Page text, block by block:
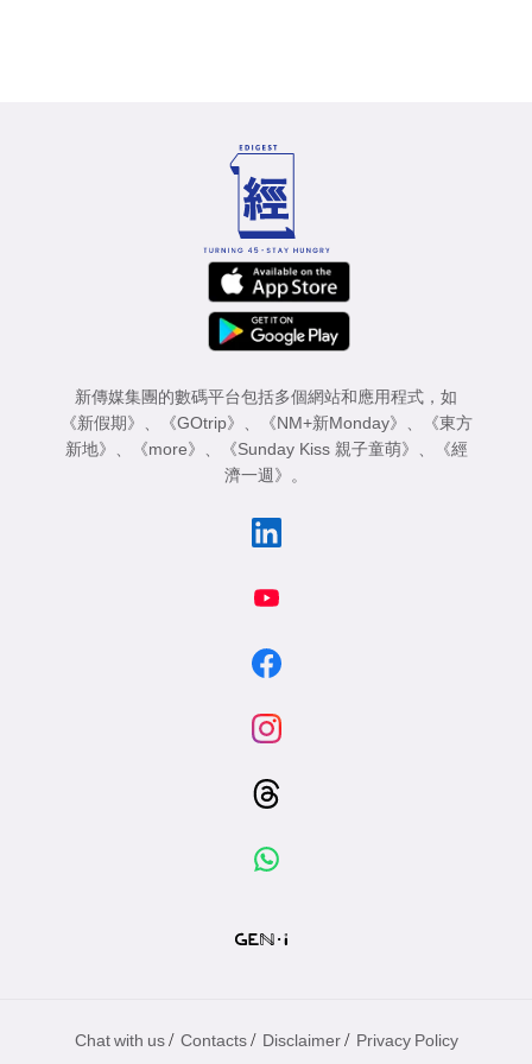
新傳媒集團的數碼平台包括多個網站和應用程式，如
《新假期》
《GOtrip》 《NM+新Monday》
《東方
新地》
《more》 《Sunday Kiss 親子童萌》
《經
濟一週》
。
Chat with us / Contacts / Disclaimer / Privacy Policy